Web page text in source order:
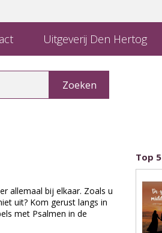
Uitgeverij Den Hertog
allemaal bij elkaar. Zoals u
uit? Kom gerust langs in
met Psalmen in de
Top 5